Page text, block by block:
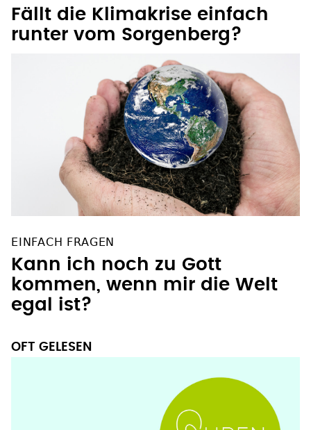
Fällt die Klimakrise einfach
runter vom Sorgenberg?
EINFACH FRAGEN
Kann ich noch zu Gott
kommen, wenn mir die Welt
egal ist?
OFT GELESEN